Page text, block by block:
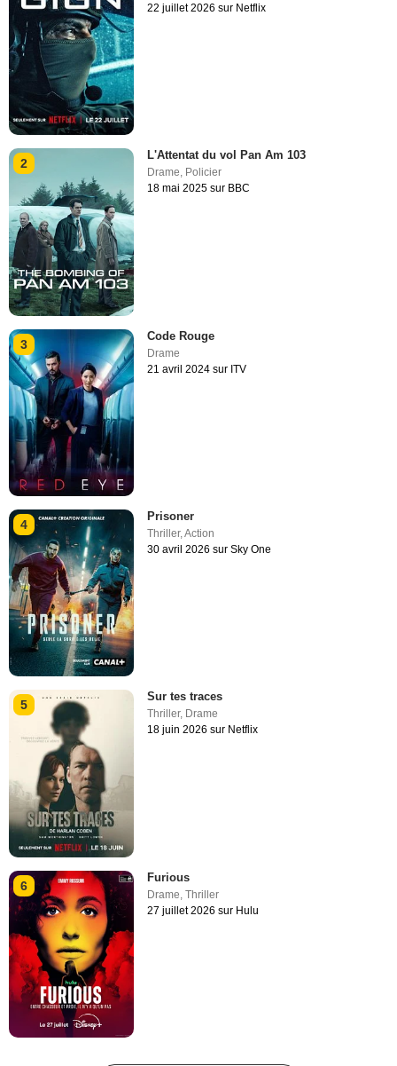
22 juillet 2026 sur Netflix
2
L'Attentat du vol Pan Am 103
Drame, Policier
18 mai 2025 sur BBC
3
Code Rouge
Drame
21 avril 2024 sur ITV
4
Prisoner
Thriller,Action
30 avril 2026 sur Sky One
5
Sur tes traces
Thriller, Drame
18 juin 2026 sur Netflix
6
Furious
Drame ,Thriller
27 juillet 2026 sur Hulu